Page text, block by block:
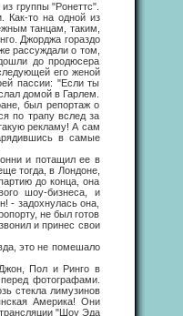
группы "Ронеттс".
Как-то на одной из
танцам, таким,
Джорджа гораздо
рассуждали о том,
до продюсера
его женой
пассии: "Если ты
домой в Гарлем.
был репортаж о
по трапу вслед за
рекламу! А сам
в самые
и потащил ее в
тогда, в Лондоне,
до конца, она
шоу-бизнеса, и
- задохнулась она,
не был готов
и принес свои
это не помешало
Пол и Ринго в
фотографами.
стекла лимузинов
Америка! Они
"Шоу Эда